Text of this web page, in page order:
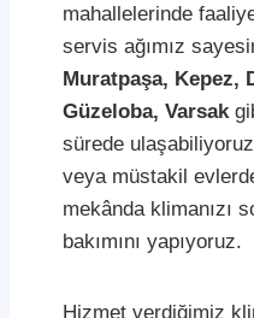
mahallelerinde
servis ağımız
Muratpaşa, Kepez,
Güzeloba, Varsak
sürede
veya müstakil
mekânda klimanızı
bakımını yapıyoruz.
Hizmet verdiğimiz